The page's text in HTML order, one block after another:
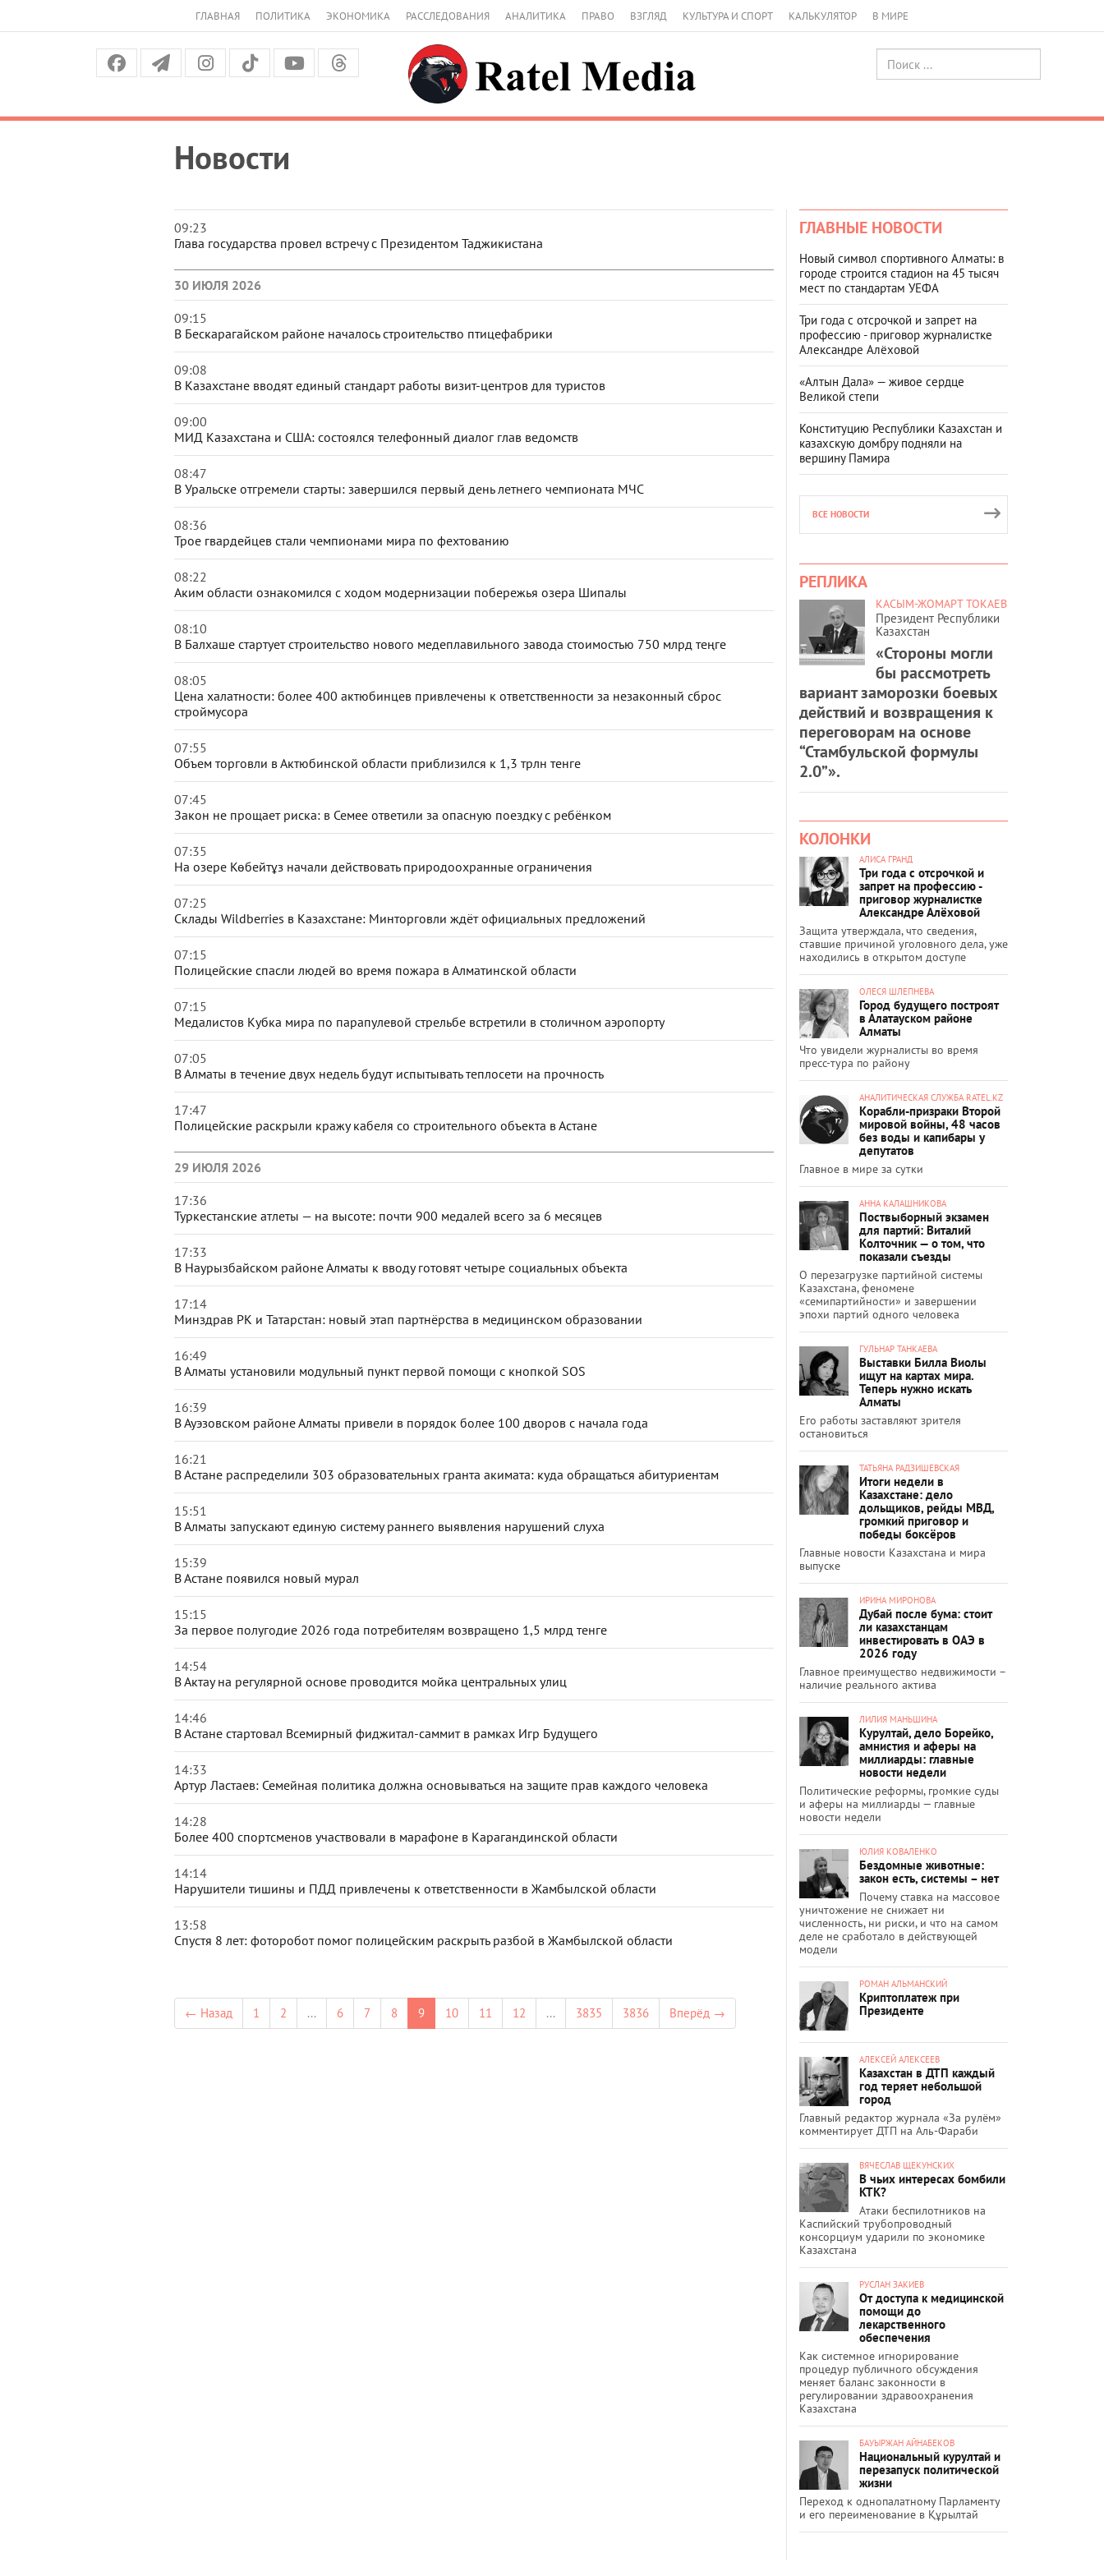
ГЛАВНАЯ ПОЛИТИКА ЭКОНОМИКА РАССЛЕДОВАНИЯ АНАЛИТИКА ПРАВО ВЗГЛЯД КУЛЬТУРА И СПОРТ КАЛЬКУЛЯТОР В МИРЕ
Новости
09:23
Глава государства провел встречу с Президентом Таджикистана
30 ИЮЛЯ 2026
09:15
В Бескарагайском районе началось строительство птицефабрики
09:08
В Казахстане вводят единый стандарт работы визит-центров для туристов
09:00
МИД Казахстана и США: состоялся телефонный диалог глав ведомств
08:47
В Уральске отгремели старты: завершился первый день летнего чемпионата МЧС
08:36
Трое гвардейцев стали чемпионами мира по фехтованию
08:22
Аким области ознакомился с ходом модернизации побережья озера Шипалы
08:10
В Балхаше стартует строительство нового медеплавильного завода стоимостью 750 млрд теңге
08:05
Цена халатности: более 400 актюбинцев привлечены к ответственности за незаконный сброс
строймусора
07:55
Объем торговли в Актюбинской области приблизился к 1,3 трлн тенге
07:45
Закон не прощает риска: в Семее ответили за опасную поездку с ребёнком
07:35
На озере Көбейтұз начали действовать природоохранные ограничения
07:25
Склады Wildberries в Казахстане: Минторговли ждёт официальных предложений
07:15
Полицейские спасли людей во время пожара в Алматинской области
07:15
Медалистов Кубка мира по парапулевой стрельбе встретили в столичном аэропорту
07:05
В Алматы в течение двух недель будут испытывать теплосети на прочность
17:47
Полицейские раскрыли кражу кабеля со строительного объекта в Астане
29 ИЮЛЯ 2026
17:36
Туркестанские атлеты — на высоте: почти 900 медалей всего за 6 месяцев
17:33
В Наурызбайском районе Алматы к вводу готовят четыре социальных объекта
17:14
Минздрав РК и Татарстан: новый этап партнёрства в медицинском образовании
16:49
В Алматы установили модульный пункт первой помощи с кнопкой SOS
16:39
В Ауэзовском районе Алматы привели в порядок более 100 дворов с начала года
16:21
В Астане распределили 303 образовательных гранта акимата: куда обращаться абитуриентам
15:51
В Алматы запускают единую систему раннего выявления нарушений слуха
15:39
В Астане появился новый мурал
15:15
За первое полугодие 2026 года потребителям возвращено 1,5 млрд тенге
14:54
В Актау на регулярной основе проводится мойка центральных улиц
14:46
В Астане стартовал Всемирный фиджитал-саммит в рамках Игр Будущего
14:33
Артур Ластаев: Семейная политика должна основываться на защите прав каждого человека
14:28
Более 400 спортсменов участвовали в марафоне в Карагандинской области
14:14
Нарушители тишины и ПДД привлечены к ответственности в Жамбылской области
13:58
Спустя 8 лет: фоторобот помог полицейским раскрыть разбой в Жамбылской области
← Назад 1 2 ... 6 7 8 9 10 11 12 ... 3835 3836 Вперёд →
ГЛАВНЫЕ НОВОСТИ
Новый символ спортивного Алматы: в
городе строится стадион на 45 тысяч
мест по стандартам УЕФА
Три года с отсрочкой и запрет на
профессию - приговор журналистке
Александре Алёховой
«Алтын Дала» — живое сердце
Великой степи
Конституцию Республики Казахстан и
казахскую домбру подняли на
вершину Памира
ВСЕ НОВОСТИ
РЕПЛИКА
КАСЫМ-ЖОМАРТ ТОКАЕВ
Президент Республики
Казахстан
«Стороны могли
бы рассмотреть
вариант заморозки боевых
действий и возвращения к
переговорам на основе
“Стамбульской формулы
2.0”».
КОЛОНКИ
АЛИСА ГРАНД
Три года с отсрочкой и
запрет на профессию -
приговор журналистке
Александре Алёховой
Защита утверждала, что сведения,
ставшие причиной уголовного дела, уже
находились в открытом доступе
ОЛЕСЯ ШЛЕПНЕВА
Город будущего построят
в Алатауском районе
Алматы
Что увидели журналисты во время
пресс-тура по району
АНАЛИТИЧЕСКАЯ СЛУЖБА RATEL.KZ
Корабли-призраки Второй
мировой войны, 48 часов
без воды и капибары у
депутатов
Главное в мире за сутки
АННА КАЛАШНИКОВА
Поствыборный экзамен
для партий: Виталий
Колточник — о том, что
показали съезды
О перезагрузке партийной системы
Казахстана, феномене
«семипартийности» и завершении
эпохи партий одного человека
ГУЛЬНАР ТАНКАЕВА
Выставки Билла Виолы
ищут на картах мира.
Теперь нужно искать
Алматы
Его работы заставляют зрителя
остановиться
ТАТЬЯНА РАДЗИШЕВСКАЯ
Итоги недели в
Казахстане: дело
дольщиков, рейды МВД,
громкий приговор и
победы боксёров
Главные новости Казахстана и мира
выпуске
ИРИНА МИРОНОВА
Дубай после бума: стоит
ли казахстанцам
инвестировать в ОАЭ в
2026 году
Главное преимущество недвижимости –
наличие реального актива
ЛИЛИЯ МАНЬШИНА
Курултай, дело Борейко,
амнистия и аферы на
миллиарды: главные
новости недели
Политические реформы, громкие суды
и аферы на миллиарды — главные
новости недели
ЮЛИЯ КОВАЛЕНКО
Бездомные животные:
закон есть, системы – нет
Почему ставка на массовое
уничтожение не снижает ни
численность, ни риски, и что на самом
деле не сработало в действующей
модели
РОМАН АЛЬМАНСКИЙ
Криптоплатеж при
Президенте
АЛЕКСЕЙ АЛЕКСЕЕВ
Казахстан в ДТП каждый
год теряет небольшой
город
Главный редактор журнала «За рулём»
комментирует ДТП на Аль-Фараби
ВЯЧЕСЛАВ ЩЕКУНСКИХ
В чьих интересах бомбили
КТК?
Атаки беспилотников на
Каспийский трубопроводный
консорциум ударили по экономике
Казахстана
РУСЛАН ЗАКИЕВ
От доступа к медицинской
помощи до
лекарственного
обеспечения
Как системное игнорирование
процедур публичного обсуждения
меняет баланс законности в
регулировании здравоохранения
Казахстана
БАУЫРЖАН АЙНАБЕКОВ
Национальный курултай и
перезапуск политической
жизни
Переход к однопалатному Парламенту
и его переименование в Құрылтай